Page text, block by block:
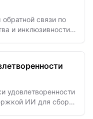
связи по
и инклюзивности
удовлетворенности
ИИ для сбора